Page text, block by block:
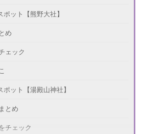
ット【熊野大社】
め
ェック
ット【湯殿山神社】
とめ
チェック